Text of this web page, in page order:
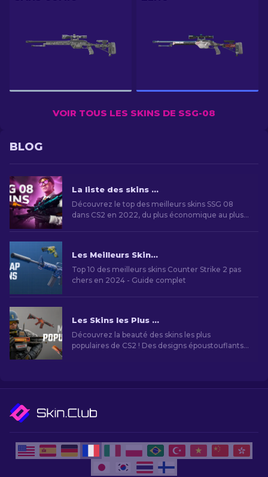
VOIR TOUS LES SKINS DE SSG-08
BLOG
La liste des skins SSG 08 dans CS2 [2026]
Découvrez le top des meilleurs skins SSG 08
dans CS2 en 2022, du plus économique au plus
Les Meilleurs Skins Bon Marché dans CS2 [2026]
Top 10 des meilleurs skins Counter Strike 2 pas
chers en 2024 - Guide complet
Les Skins les Plus Emblématiques de CS2 en 2026
Découvrez la beauté des skins les plus
populaires de CS2 ! Des designs époustouflants